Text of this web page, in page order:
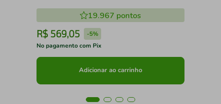
19.967 pontos
R$ 569,05 -5%
No pagamento com Pix
Adicionar ao carrinho